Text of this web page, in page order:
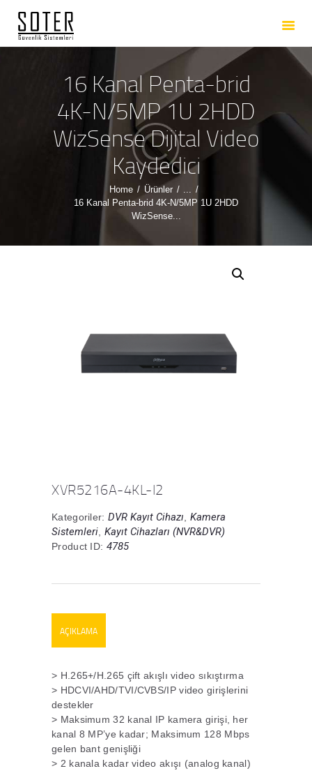
16 Kanal Penta-brid
4K-N/5MP 1U 2HDD
WizSense Dijital Video
Kaydedici
Home Ürünler
...
16 Kanal Penta-brid 4K-N/5MP 1U 2HDD
WizSense...
ANASAYFA
HAKKIMIZDA
HIZMETLERIMIZ
ÜRÜNLERIMIZ
REFERANSLARIMIZ
İLETIŞIM
XVR5216A-4KL-I2
Kategoriler: DVR Kayıt Cihazı Kamera
Sistemleri Kayıt Cihazları (NVR&DVR)
Product ID: 4785
AÇIKLAMA
> H.265+/H.265 çift akışlı video sıkıştırma
> HDCVI/AHD/TVI/CVBS/IP video girişlerini
destekler
> Maksimum 32 kanal IP kamera girişi, her
kanal 8 MP’ye kadar; Maksimum 128 Mbps
gelen bant genişliği
> 2 kanala kadar video akışı (analog kanal)